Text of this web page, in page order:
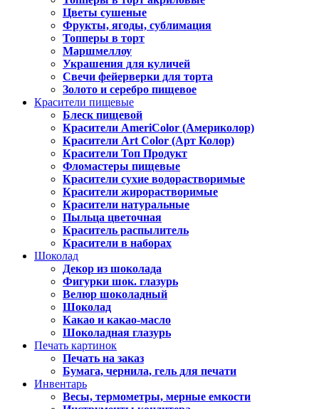
Цветы сушеные
Фрукты, ягоды, сублимация
Топперы в торт
Маршмеллоу
Украшения для куличей
Свечи фейерверки для торта
Золото и серебро пищевое
Красители пищевые
Блеск пищевой
Красители AmeriColor (Америколор)
Красители Art Color (Арт Колор)
Красители Топ Продукт
Фломастеры пищевые
Красители сухие водорастворимые
Красители жирорастворимые
Красители натуральные
Пыльца цветочная
Краситель распылитель
Красители в наборах
Шоколад
Декор из шоколада
Фигурки шок. глазурь
Велюр шоколадный
Шоколад
Какао и какао-масло
Шоколадная глазурь
Печать картинок
Печать на заказ
Бумага, чернила, гель для печати
Инвентарь
Весы, термометры, мерные емкости